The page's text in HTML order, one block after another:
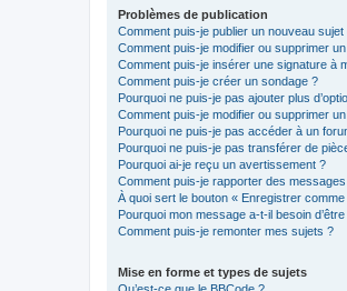
Problèmes de publication
Comment puis-je publier un nouveau
Comment puis-je modifier ou supprimer
Comment puis-je insérer une signature à
Comment puis-je créer un sondage ?
Pourquoi ne puis-je pas ajouter plus
Comment puis-je modifier ou supprimer
Pourquoi ne puis-je pas accéder à un
Pourquoi ne puis-je pas transférer de
Pourquoi ai-je reçu un avertissement ?
Comment puis-je rapporter des
À quoi sert le bouton « Enregistrer
Pourquoi mon message a-t-il besoin
Comment puis-je remonter mes sujets ?
Mise en forme et types de sujets
Qu’est-ce que le BBCode ?